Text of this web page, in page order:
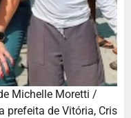
Michelle Moretti /
prefeita de Vitória, Cris